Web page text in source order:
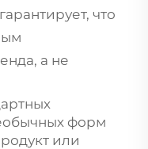
что
а не
форм
или